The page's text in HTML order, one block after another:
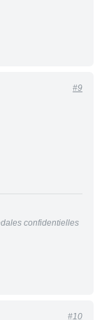
#9
confidentielles
#10